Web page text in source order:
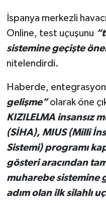
İspanya merkezli
Online, test uçuşunu
sistemine geçişte
nitelendirdi.
Haberde,
gelişme”olarak öne
KIZILELMA insansız
(SİHA), MIUS (Milli
Sistemi) programı
gösteri aracından
muharebe sistemine
adım olan ilk silahlı